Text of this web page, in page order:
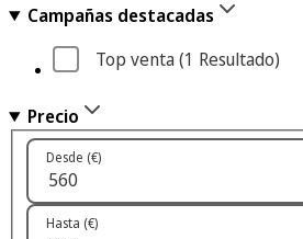
Campañas destacadas
Top venta (1 Resultado)
Precio
Desde (€)
Hasta (€)